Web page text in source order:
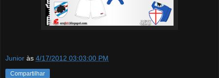
Junior às 4/17/2012 03:03:00 PM
Compartilhar